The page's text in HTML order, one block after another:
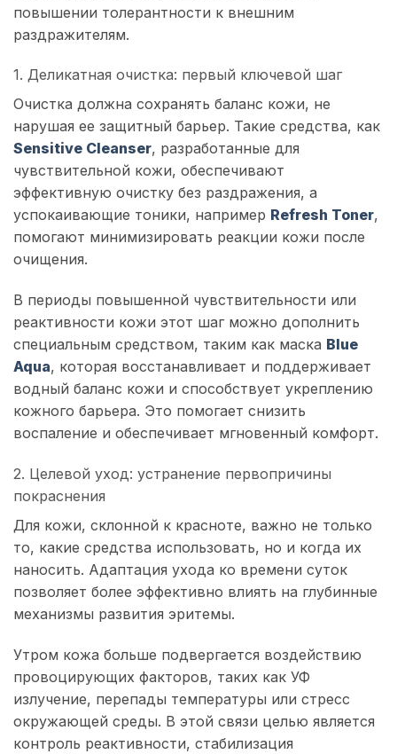
повышении толерантности к внешним
раздражителям.
1. Деликатная очистка: первый ключевой шаг
Очистка должна сохранять баланс кожи, не
нарушая ее защитный барьер. Такие средства, как
Sensitive Cleanser, разработанные для
чувствительной кожи, обеспечивают
эффективную очистку без раздражения, а
успокаивающие тоники, например Refresh Toner,
помогают минимизировать реакции кожи после
очищения.
В периоды повышенной чувствительности или
реактивности кожи этот шаг можно дополнить
специальным средством, таким как маска Blue
Aqua, которая восстанавливает и поддерживает
водный баланс кожи и способствует укреплению
кожного барьера. Это помогает снизить
воспаление и обеспечивает мгновенный комфорт.
2. Целевой уход: устранение первопричины
покраснения
Для кожи, склонной к красноте, важно не только
то, какие средства использовать, но и когда их
наносить. Адаптация ухода ко времени суток
позволяет более эффективно влиять на глубинные
механизмы развития эритемы.
Утром кожа больше подвергается воздействию
провоцирующих факторов, таких как УФ
излучение, перепады температуры или стресс
окружающей среды. В этой связи целью является
контроль реактивности, стабилизация